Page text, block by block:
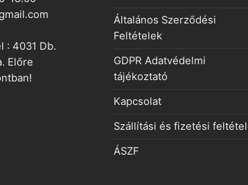
: 4031 Db.
Előre
Általános Szerződési
Feltételek
GDPR Adatvédelmi
tájékoztató
Kapcsolat
Szállítási és fizetési
ÁSZF